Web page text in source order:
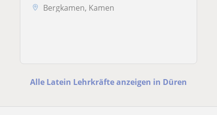
Bergkamen, Kamen
Alle Latein Lehrkräfte anzeigen in Düren